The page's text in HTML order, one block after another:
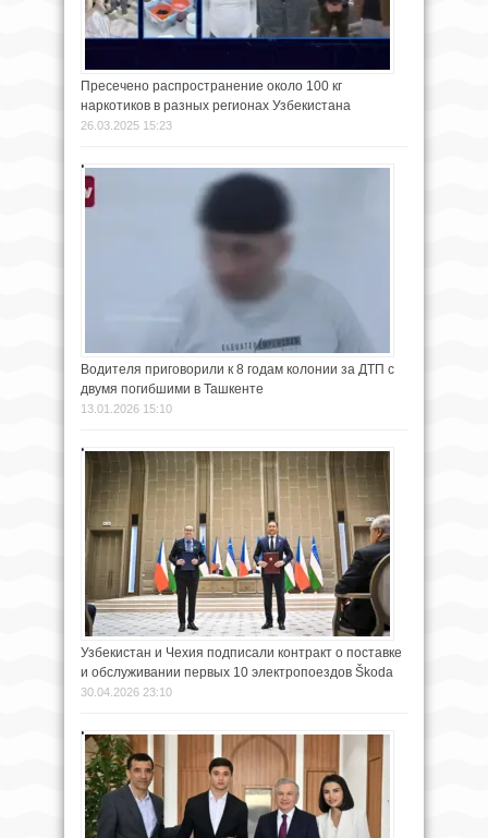
Пресечено распространение около 100 кг
наркотиков в разных регионах Узбекистана
26.03.2025 15:23
Водителя приговорили к 8 годам колонии за ДТП с
двумя погибшими в Ташкенте
13.01.2026 15:10
Узбекистан и Чехия подписали контракт о поставке
и обслуживании первых 10 электропоездов Škoda
30.04.2026 23:10